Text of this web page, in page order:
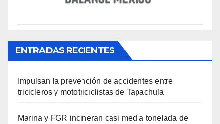
ENTRADAS RECIENTES
Impulsan la prevención de accidentes entre
tricicleros y mototriciclistas de Tapachula
Marina y FGR incineran casi media tonelada de